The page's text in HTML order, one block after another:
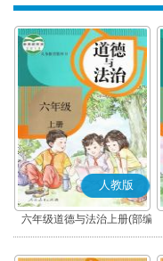
人教版
六年级道德与法治上册(部编
版)